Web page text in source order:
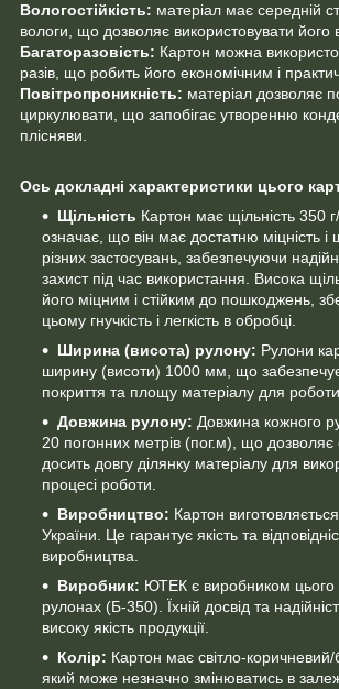
Вологостійкість: матеріал має середній
вологи, що дозволяє використовувати його
Багаторазовість: Картон можна
разів, що робить його економічним і
Повітропроникність: матеріал дозволяє
циркулювати, що запобігає утворенню
плісняви.
Ось докладні характеристики цього
Щільність Картон має щільність 350
означає, що він має достатню міцність і
різних застосувань, забезпечуючи
захист під час використання. Висока
його міцним і стійким до пошкоджень,
цьому гнучкість і легкість в обробці.
Ширина (висота) рулону: Рулони
ширину (висоти) 1000 мм, що
покриття та площу матеріалу для
Довжина рулону: Довжина кожного
20 погонних метрів (пог.м), що дозволяє
досить довгу ділянку матеріалу для
процесі роботи.
Виробництво: Картон
України. Це гарантує якість та
виробництва.
Виробник: ЮТЕК є виробником цього
рулонах (Б-350). Їхній досвід та
високу якість продукції.
Колір: Картон має світло-коричневий/
який може незначно змінюватись в